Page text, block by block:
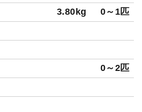
3.80kg 0～1匹
0～2匹